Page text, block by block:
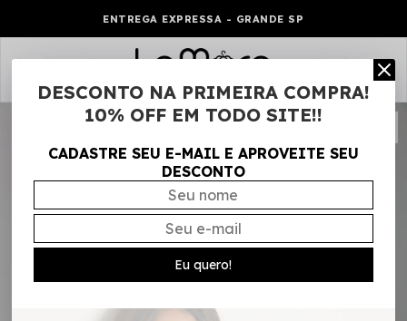
ENTREGA EXPRESSA - GRANDE SP
0
DESCONTO NA PRIMEIRA COMPRA!
10% OFF EM TODO SITE!!
CADASTRE SEU E-MAIL E APROVEITE SEU
DESCONTO
Eu quero!